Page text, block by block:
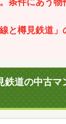
条件にあう物
と樽見鉄道」
鉄道の中古マ